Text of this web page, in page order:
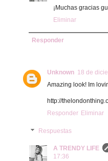
¡Muchas gracias
Eliminar
Responder
Unknown 18 de
Amazing look! Im
http://
Responder Eliminar
Respuestas
A TRENDY LIFE
17:36